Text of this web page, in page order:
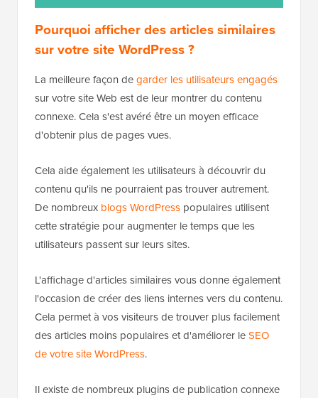
Pourquoi afficher des articles similaires
sur votre site WordPress ?
La meilleure façon degarder les utilisateurs engagés
sur votre site Web est de leur montrer du contenu
connexe. Cela s'est avéré être un moyen efficace
d'obtenir plus de pages vues.
Cela aide également les utilisateurs à découvrir du
contenu qu'ils ne pourraient pas trouver autrement.
De nombreux blogs WordPress populaires utilisent
cette stratégie pour augmenter le temps que les
utilisateurs passent sur leurs sites.
L'affichage d'articles similaires vous donne également
l'occasion de créer des liens internes vers du contenu.
Cela permet à vos visiteurs de trouver plus facilement
des articles moins populaires et d'améliorer leSEO
de votre site WordPress.
Il existe de nombreux plugins de publication connexe